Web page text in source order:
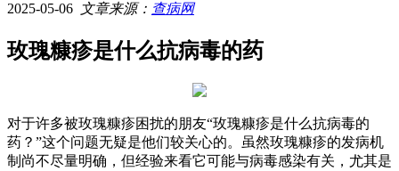
2025-05-06 文章来源： 查病网
玫瑰糠疹是什么抗病毒的药
对于许多被玫瑰糠疹困扰的朋友“玫瑰糠疹是什么抗病毒的
药？”这个问题无疑是他们较关心的。虽然玫瑰糠疹的发病机
制尚不尽量明确，但经验来看它可能与病毒感染有关，尤其是